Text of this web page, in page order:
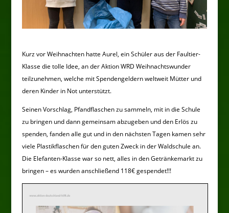
Kurz vor Weihnachten hatte Aurel, ein Schüler aus der Faultier-
Klasse die tolle Idee, an der Aktion WRD Weihnachtswunder
teilzunehmen, welche mit Spendengeldern weltweit Mütter und
deren Kinder in Not unterstützt.
Seinen Vorschlag, Pfandflaschen zu sammeln, mit in die Schule
zu bringen und dann gemeinsam abzugeben und den Erlös zu
spenden, fanden alle gut und in den nächsten Tagen kamen sehr
viele Plastikflaschen für den guten Zweck in der Waldschule an.
Die Elefanten-Klasse war so nett, alles in den Getränkemarkt zu
bringen – es wurden anschließend 118€ gespendet!!!